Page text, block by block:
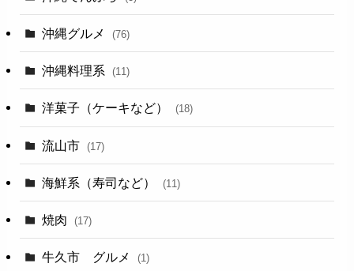
沖縄グルメ (76)
沖縄料理系 (11)
洋菓子（ケーキなど） (18)
流山市 (17)
海鮮系（寿司など） (11)
焼肉 (17)
牛久市 グルメ (1)